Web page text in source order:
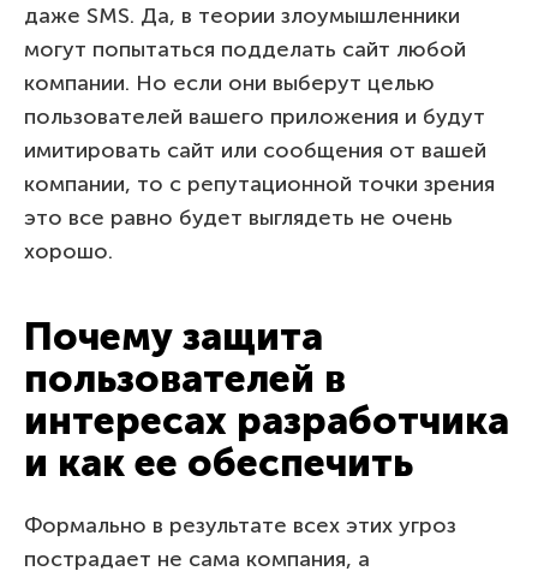
даже SMS. Да, в теории злоумышленники
могут попытаться подделать сайт любой
компании. Но если они выберут целью
пользователей вашего приложения и будут
имитировать сайт или сообщения от вашей
компании, то с репутационной точки зрения
это все равно будет выглядеть не очень
хорошо.
Почему защита
пользователей в
интересах разработчика
и как ее обеспечить
Формально в результате всех этих угроз
пострадает не сама компания, а